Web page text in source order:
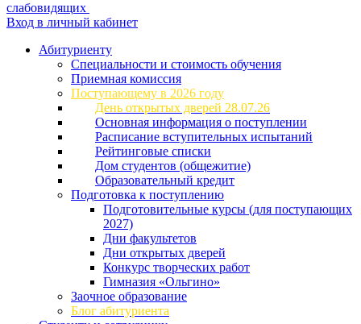
слабовидящих
Вход в личный кабинет
Абитуриенту
Специальности и стоимость обучения
Приемная комиссия
Поступающему в 2026 году
День открытых дверей 28.07.26
Основная информация о поступлении
Расписание вступительных испытаний
Рейтинговые списки
Дом студентов (общежитие)
Образовательный кредит
Подготовка к поступлению
Подготовительные курсы (для поступающих
2027)
Дни факультетов
Дни открытых дверей
Конкурс творческих работ
Гимназия «Ольгино»
Заочное образование
Блог абитуриента